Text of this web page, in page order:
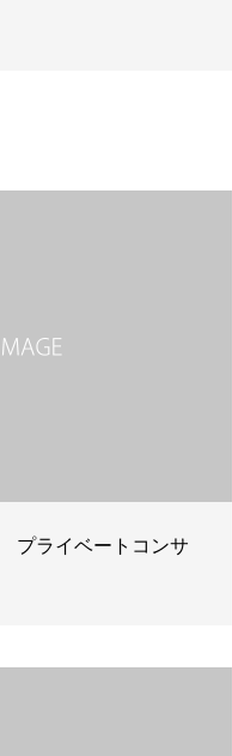
プライベートコンサ